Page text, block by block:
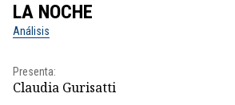
LA NOCHE
Análisis
Presenta:
Claudia Gurisatti